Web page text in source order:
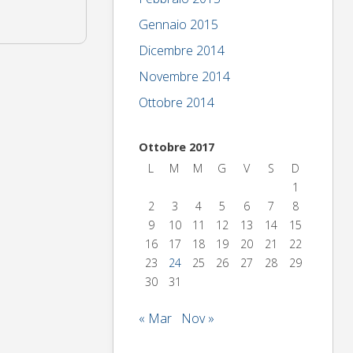
Gennaio 2015
Dicembre 2014
Novembre 2014
Ottobre 2014
Ottobre 2017
L
M M G V S
D
1
2
3 4 5 6 7
8
9
10 11 12 13 14
15
16
17 18 19 20 21
22
23
24 25 26 27 28
29
30
31
« Mar Nov »